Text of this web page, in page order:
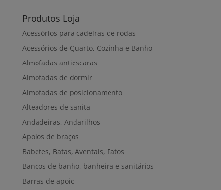
Produtos Loja
Acessórios para cadeiras de rodas
Acessórios de Quarto, Cozinha e Banho
Almofadas antiescaras
Almofadas de dormir
Almofadas de posicionamento
Alteadores de sanita
Andadeiras, Andarilhos
Apoios de braços
Babetes, Batas, Aventais, Fatos
Bancos de banho, banheira e sanitários
Barras de apoio